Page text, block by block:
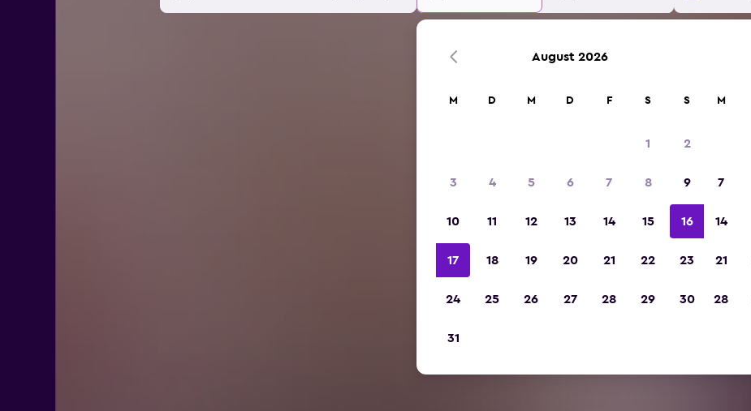
August 2026
M D M D F S S
1 2
3 4 5 6 7 8 9
10 11 12 13 14 15 16
17 18 19 20 21 22 23
24 25 26 27 28 29 30
31
M
7
14
21
28